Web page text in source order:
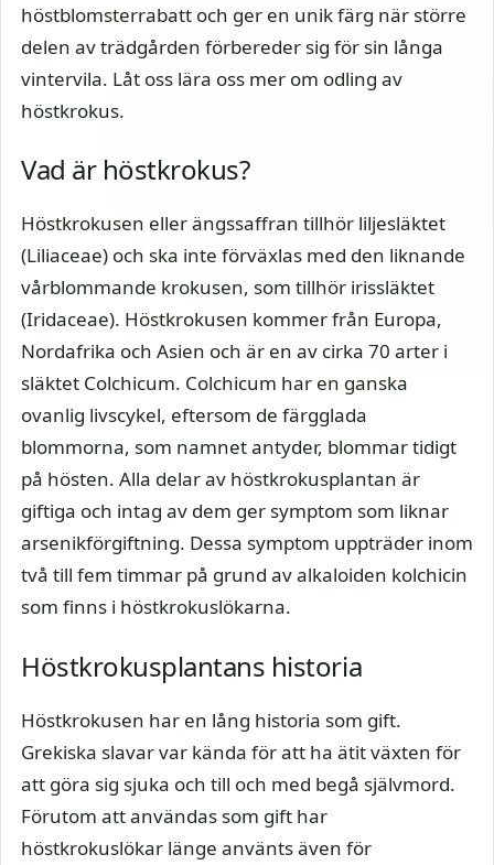
höstblomsterrabatt och ger en unik färg när större
delen av trädgården förbereder sig för sin långa
vintervila. Låt oss lära oss mer om odling av
höstkrokus.
Vad är höstkrokus?
Höstkrokusen eller ängssaffran tillhör liljesläktet
(Liliaceae) och ska inte förväxlas med den liknande
vårblommande krokusen, som tillhör irissläktet
(Iridaceae). Höstkrokusen kommer från Europa,
Nordafrika och Asien och är en av cirka 70 arter i
släktet Colchicum. Colchicum har en ganska
ovanlig livscykel, eftersom de färgglada
blommorna, som namnet antyder, blommar tidigt
på hösten. Alla delar av höstkrokusplantan är
giftiga och intag av dem ger symptom som liknar
arsenikförgiftning. Dessa symptom uppträder inom
två till fem timmar på grund av alkaloiden kolchicin
som finns i höstkrokuslökarna.
Höstkrokusplantans historia
Höstkrokusen har en lång historia som gift.
Grekiska slavar var kända för att ha ätit växten för
att göra sig sjuka och till och med begå självmord.
Förutom att användas som gift har
höstkrokuslökar länge använts även för